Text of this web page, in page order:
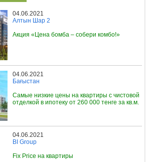
04.06.2021
Алтын Шар 2
Акция «Цена бомба – собери комбо!»
04.06.2021
Бағыстан
Самые низкие цены на квартиры с чистовой
отделкой в ипотеку от 260 000 тенге за кв.м.
04.06.2021
BI Group
Fix Price на квартиры